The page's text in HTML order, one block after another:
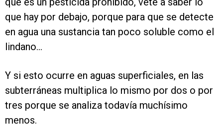
que hay por debajo, porque para que se detecte
en agua una sustancia tan poco soluble como el
lindano...
Y si esto ocurre en aguas superficiales, en las
subterráneas multiplica lo mismo por dos o por
tres porque se analiza todavía muchísimo
menos.